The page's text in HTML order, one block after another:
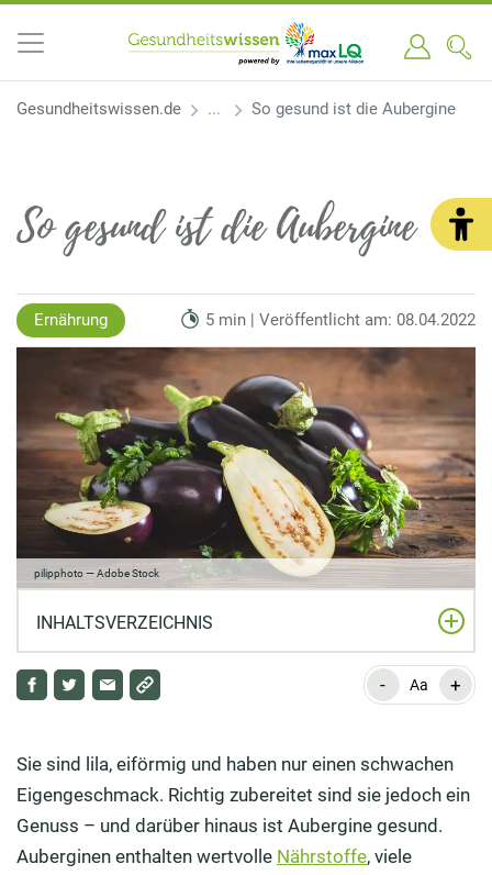
Gesundheitswissen.de So gesund ist die Aubergine
So gesund ist die Aubergine
Ernährung 5 min | Veröffentlicht am: 08.04.2022
pilipphoto — Adobe Stock
INHALTSVERZEICHNIS
Warum ist die Aubergine gesund?
Sind Auberginen gesund – auch bei
Autoimmunerkrankungen?
Welche Auberginensorten gibt es?
- Aa +
Sie sind lila, eiförmig und haben nur einen schwachen
Eigengeschmack. Richtig zubereitet sind sie jedoch ein
Genuss – und darüber hinaus ist Aubergine gesund.
Auberginen enthalten wertvolle Nährstoffe, viele